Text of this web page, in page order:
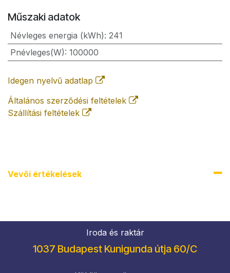
Műszaki adatok
Névleges energia (kWh): 241
Pnévleges(W): 100000
Idegen nyelvű adatlap
Általános szerződési feltételek
Szállítási feltételek
Vevői értékel​ések
Iroda és raktár
1037 Budapest Kunigunda útja 60/C